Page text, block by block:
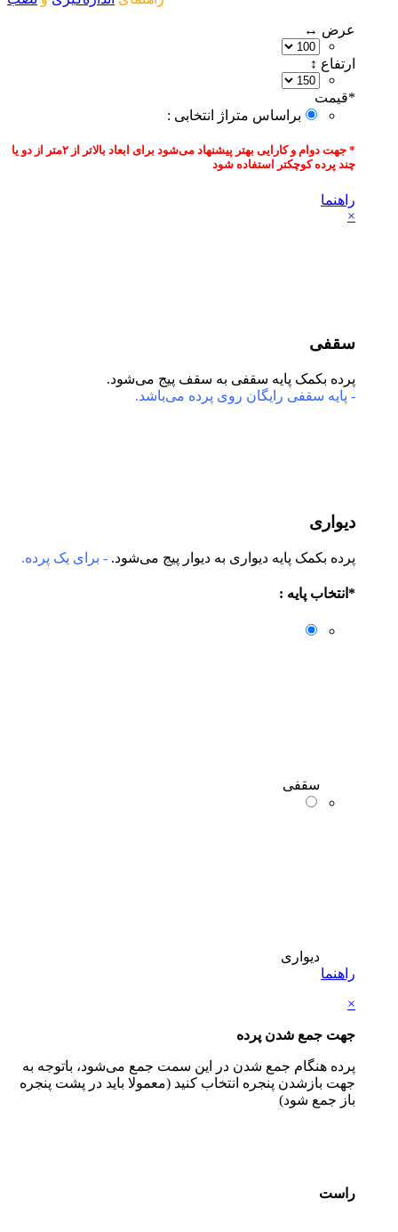
عرض ↔
ارتفاع ↕
قیمت‌
براساس متراژ انتخابی :
* جهت دوام و کارایی بهتر پیشنهاد می‌شود برای ابعاد بالاتر از ۲متر از دو یا
چند پرده کوچکتر استفاده شود
راهنما
سقفی
پرده بکمک پایه سقفی به سقف پیج می‌شود.
- پایه سقفی رایگان روی پرده می‌باشد.
دیواری
پرده بکمک پایه دیواری به دیوار پیج می‌شود.- برای یک پرده.
انتخاب پایه :
سقفی
دیواری
راهنما
جهت جمع شدن پرده
پرده هنگام جمع شدن در این سمت جمع می‌شود، باتوجه به
جهت بازشدن پنجره انتخاب کنید (معمولا باید در پشت پنجره
باز جمع شود)
راست